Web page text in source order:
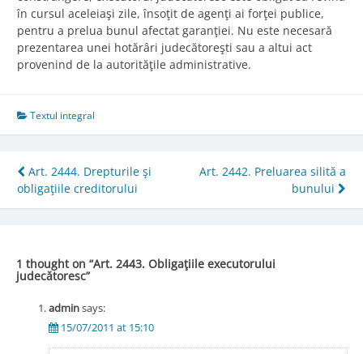
în cursul aceleiaşi zile, însoţit de agenţi ai forţei publice,
pentru a prelua bunul afectat garanţiei. Nu este necesară
prezentarea unei hotărâri judecătoreşti sau a altui act
provenind de la autorităţile administrative.
Textul integral
Post
navigation
Art. 2444. Drepturile şi
obligaţiile creditorului
Art. 2442. Preluarea silită a
bunului
1 thought on “Art. 2443. Obligaţiile executorului
judecătoresc”
adminsays:
15/07/2011 at 15:10